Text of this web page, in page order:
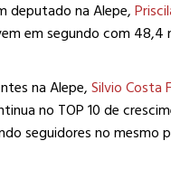
deputado na Alepe,
em segundo com 48,4
na Alepe,Silvio Costa
no TOP 10 de
seguidores no mesmo